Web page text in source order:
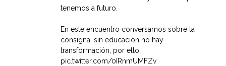
tenemos a futuro.
En este encuentro conversamos sobre la
consigna: sin educación no hay
transformación, por ello…
pic.twitter.com/0IRnmUMFZv